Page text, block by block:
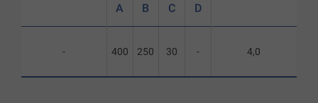
-
A B C D
400 250 30 - 4,0